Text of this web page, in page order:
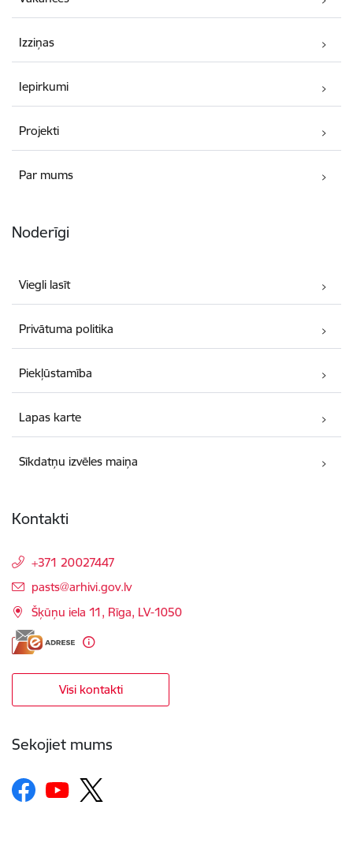
Izziņas
Iepirkumi
Projekti
Par mums
Noderīgi
Viegli lasīt
Privātuma politika
Piekļūstamība
Lapas karte
Sīkdatņu izvēles maiņa
Kontakti
+371 20027447
E-pasts:
pasts@arhivi.gov.lv
Šķūņu iela 11, Rīga, LV-1050
Visi kontakti
Sekojiet mums